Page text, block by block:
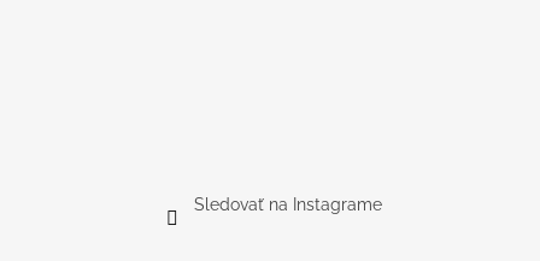
Sledovať na Instagrame